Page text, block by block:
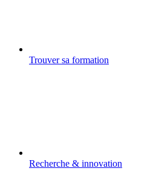
Trouver sa formation
Recherche & innovation